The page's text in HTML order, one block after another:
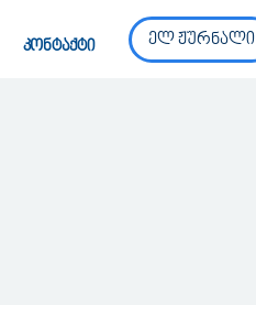
კონტაქტი ელ ჟურნალი